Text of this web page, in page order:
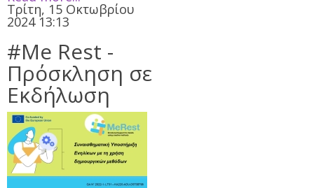
Τρίτη, 15 Οκτωβρίου
2024 13:13
#Me Rest -
Πρόσκληση σε
Εκδήλωση